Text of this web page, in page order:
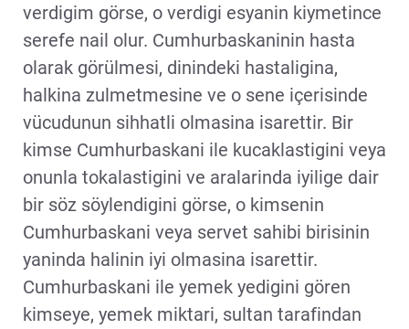
verdigim görse, o verdigi esyanin kiymetince
serefe nail olur. Cumhurbaskaninin hasta
olarak görülmesi, dinindeki hastaligina,
halkina zulmetmesine ve o sene içerisinde
vücudunun sihhatli olmasina isarettir. Bir
kimse Cumhurbaskani ile kucaklastigini veya
onunla tokalastigini ve aralarinda iyilige dair
bir söz söylendigini görse, o kimsenin
Cumhurbaskani veya servet sahibi birisinin
yaninda halinin iyi olmasina isarettir.
Cumhurbaskani ile yemek yedigini gören
kimseye, yemek miktari, sultan tarafindan